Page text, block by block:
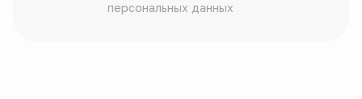
персональных данных